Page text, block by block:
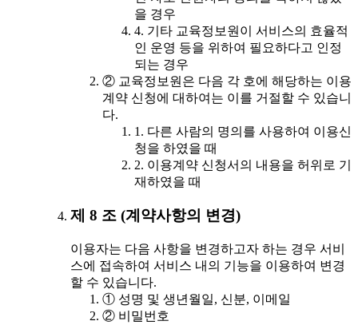
을 경우
4. 기타 교육정보원이 서비스의 효율적
인 운영 등을 위하여 필요하다고 인정
되는 경우
② 교육정보원은 다음 각 호에 해당하는 이용
계약 신청에 대하여는 이를 거절할 수 있습니
다.
1. 다른 사람의 명의를 사용하여 이용신
청을 하였을 때
2. 이용계약 신청서의 내용을 허위로 기
재하였을 때
제 8 조 (계약사항의 변경)
이용자는 다음 사항을 변경하고자 하는 경우 서비
스에 접속하여 서비스 내의 기능을 이용하여 변경
할 수 있습니다.
① 성명 및 생년월일, 신분, 이메일
② 비밀번호